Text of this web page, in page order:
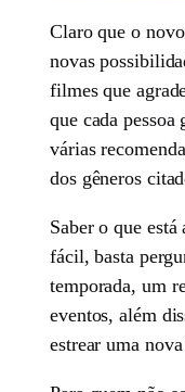
Claro que o
novas
filmes que
que cada pessoa
várias
dos gêneros
Saber o que está
fácil, basta
temporada, um
eventos, além
estrear uma